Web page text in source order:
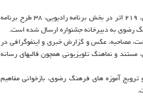
دبیر اجرائی اولین جشنواره رسانه ای امام رضا (ع) گفت: در حوزه رسانه های صوتی و تصویری هم ۴۷۷ اثر در بخش برنامه تلویزیونی، ۲۱۹ اثر در بخش برنامه رادیویی، ۳۸ طرح برنامه
رضوی به دبیرخانه جشنواره ارسال شده است.
مصاحبه، عکس و گزارش خبری و اینفوگرافی در
و نماهنگ تلویزیونی همچون قالبهای رسانه
آموزه های فرهنگ رضوی، بازخوانی مفاهیم